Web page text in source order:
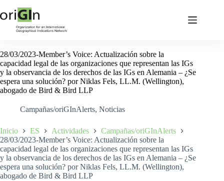
28/03/2023-Member’s Voice: Actualización sobre la
capacidad legal de las organizaciones que representan las IGs
y la observancia de los derechos de las IGs en Alemania – ¿Se
espera una solución? por Niklas Fels, LL.M. (Wellington),
abogado de Bird & Bird LLP
Campañas/oriGInAlerts, Noticias
Inicio ES Actividades
Campañas/oriGInAlerts
28/03/2023-Member’s Voice: Actualización sobre la
capacidad legal de las organizaciones que representan las IGs
y la observancia de los derechos de las IGs en Alemania – ¿Se
espera una solución? por Niklas Fels, LL.M. (Wellington),
abogado de Bird & Bird LLP